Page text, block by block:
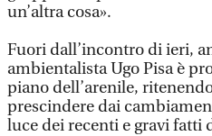
un’altra cosa».
Fuori dall’incontro di ieri,
ambientalista Ugo Pisa è
piano dell’arenile,
prescindere dai
luce dei recenti e gravi fatti